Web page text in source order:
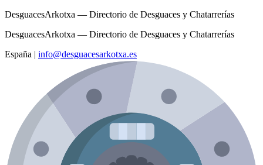
DesguacesArkotxa — Directorio de Desguaces y Chatarrerías
DesguacesArkotxa — Directorio de Desguaces y Chatarrerías
España | info@desguacesarkotxa.es